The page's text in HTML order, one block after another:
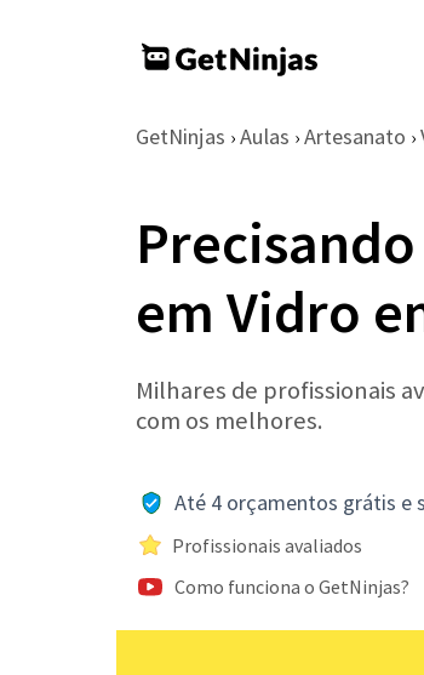
GetNinjas › Aulas › Artesanato ›
em Vidro
Milhares de profissionais
com os melhores.
Até 4 orçamentos grátis e
Profissionais avaliados
Como funciona o GetNinjas?